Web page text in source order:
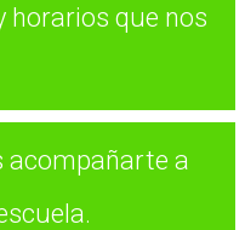
horarios que nos
acompañarte a